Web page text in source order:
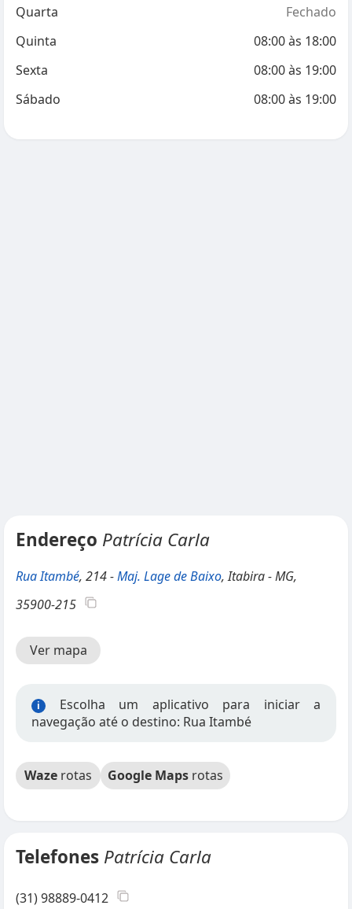
Quarta
Fechado
Quinta
08:00às 18:00
Sexta
08:00às 19:00
Sábado
08:00às 19:00
Endereço Patrícia Carla
Rua Itambé, 214 -Maj. Lage de Baixo, Itabira - MG,
35900-215
Ver mapa
i
Escolha um aplicativo para iniciar a
navegação até o destino: Rua Itambé
Waze rotas Google Maps rotas
Telefones Patrícia Carla
(31) 98889-0412